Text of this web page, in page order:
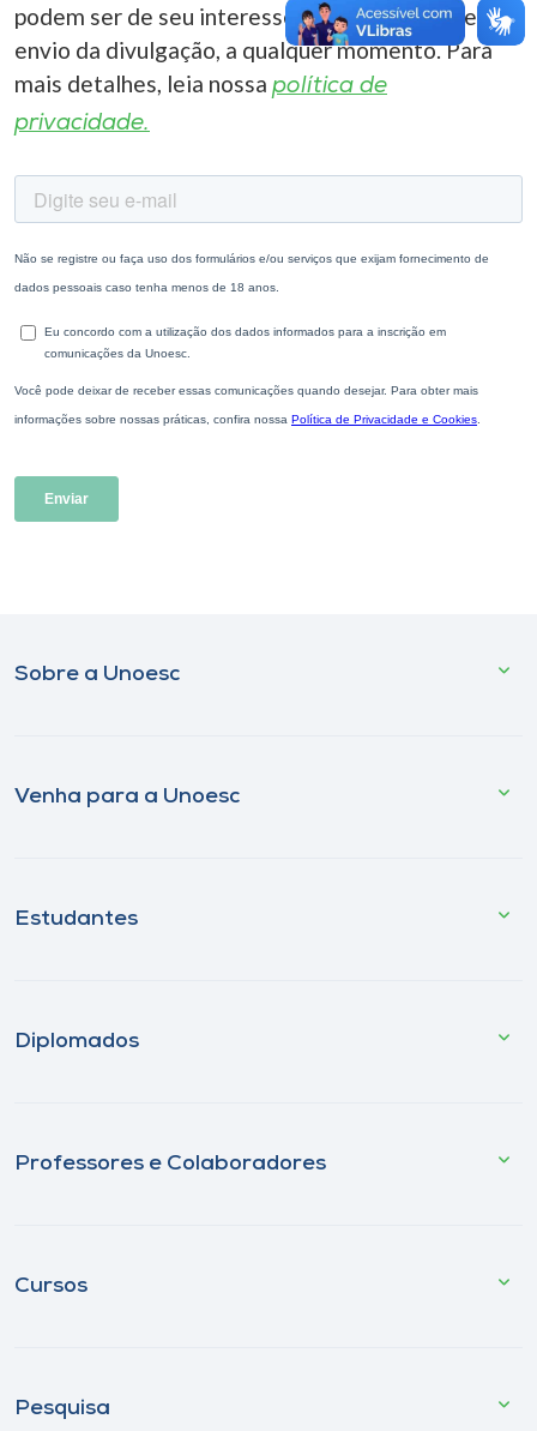
podem ser de seu interesse. Você pode cancelar o
envio da divulgação, a qualquer momento. Para
mais detalhes, leia nossa política de
privacidade.
Sobre a Unoesc
Venha para a Unoesc
Estudantes
Diplomados
Professores e Colaboradores
Cursos
Pesquisa